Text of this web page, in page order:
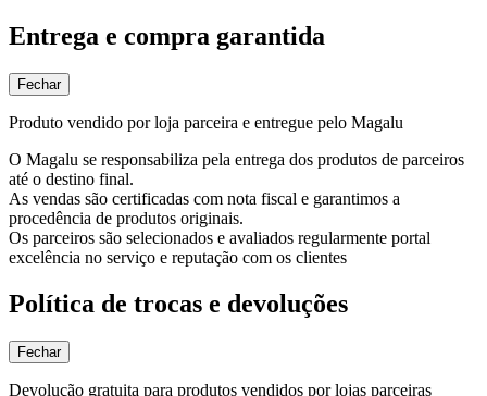
Entrega e compra garantida
Fechar
Produto vendido por loja parceira e entregue pelo Magalu
O Magalu se responsabiliza pela entrega dos produtos de parceiros
até o destino final.
As vendas são certificadas com nota fiscal e garantimos a
procedência de produtos originais.
Os parceiros são selecionados e avaliados regularmente portal
excelência no serviço e reputação com os clientes
Política de trocas e devoluções
Fechar
Devolução gratuita para produtos vendidos por lojas parceiras